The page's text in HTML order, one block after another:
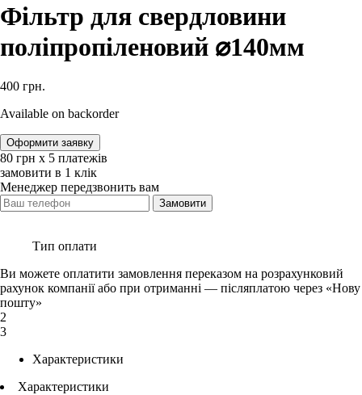
Фільтр для свердловини
поліпропіленовий ⌀140мм
400 грн.
Available on backorder
Оформити заявку
80 ‎грн х 5 платежів
замовити в 1 клік
Менеджер передзвонить вам
Замовити
Тип оплати
Ви можете оплатити замовлення переказом на розрахунковий
рахунок компанії або при отриманні — післяплатою через «Нову
пошту»
2
3
Характеристики
Характеристики